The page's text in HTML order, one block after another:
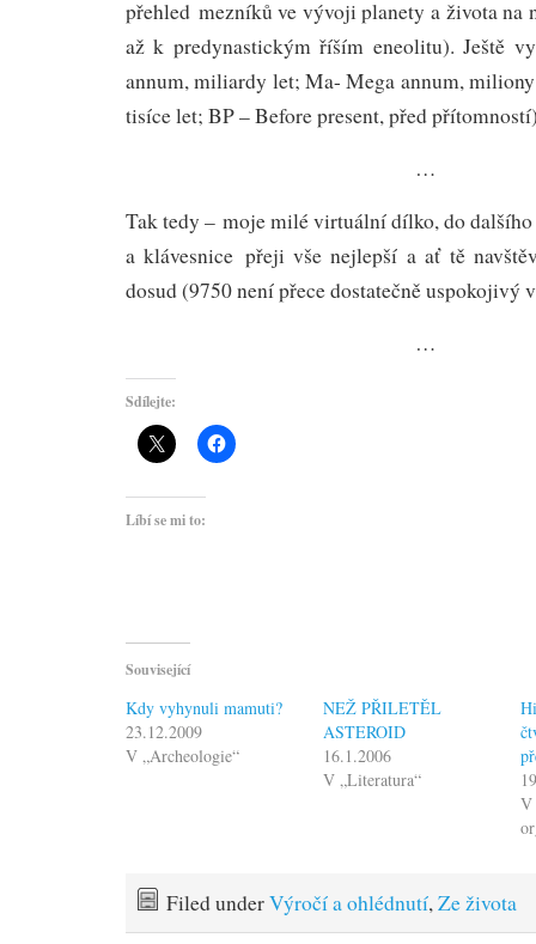
přehled mezníků ve vývoji planety a života na
až k predynastickým říším eneolitu). Ještě
annum, miliardy let; Ma- Mega annum,
tisíce let; BP – Before present, před
…
Tak tedy – moje milé virtuální dílko, do
a klávesnice přeji vše nejlepší a ať tě
dosud (9750 není přece dostatečně uspokojivý
…
Sdílejte:
Líbí se mi to:
Související
Kdy vyhynuli mamuti?
23.12.2009
V „Archeologie“
NEŽ PŘILETĚL
ASTEROID
16.1.2006
V „Literatura“
V
Filed underVýročí a ohlédnutí, Ze života